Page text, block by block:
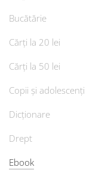
Bucătărie
Cărți la 20 lei
Cărți la 50 lei
Copii și adolescenți
Dicționare
Drept
Ebook